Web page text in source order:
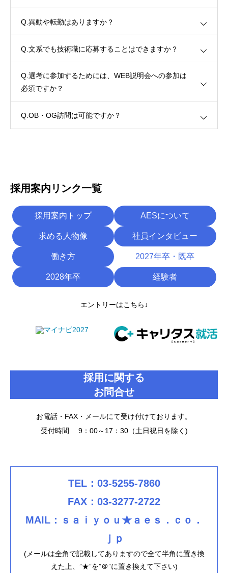
Q.異動や転勤はありますか？
Q.文系でも技術職に応募することはできますか？
Q.選考に参加するためには、WEB説明会への参加は
必須ですか？
Q.OB・OG訪問は可能ですか？
採用案内リンク一覧
採用案内トップ AESについて
求める人物像 社員インタビュー
働き方 2027年卒・既卒
2028年卒 経験者
エントリーはこちら↓
採用に関する
お問合せ
お電話・FAX・メールにて受け付けております。
受付時間 9：00～17：30（土日祝日を除く)
TEL：03-5255-7860
FAX：03-3277-2722
MAIL：ｓａｉｙｏｕ★ａｅｓ．ｃｏ．
ｊｐ
(メールは全角で記載してありますので全て半角に置き換
えた上、”★”を”＠”に置き換えて下さい)